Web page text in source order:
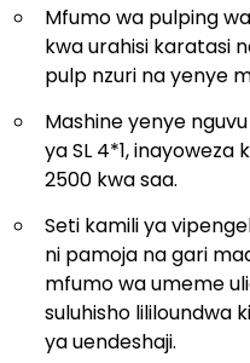
Mfumo wa pulping
kwa urahisi karatasi
pulp nzuri na yenye
Mashine yenye
ya SL 4*1,
2500 kwa saa.
Seti kamili ya
ni pamoja na gari
mfumo wa umeme
suluhisho lililoundwa
ya uendeshaji.